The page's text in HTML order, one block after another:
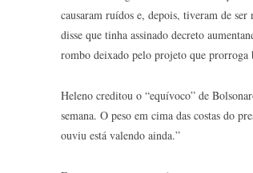
causaram ruídos e, depois, tiveram de
disse que tinha assinado decreto
rombo deixado pelo projeto que prorroga
Heleno creditou o “equívoco” de
semana. O peso em cima das costas do
ouviu está valendo ainda.”